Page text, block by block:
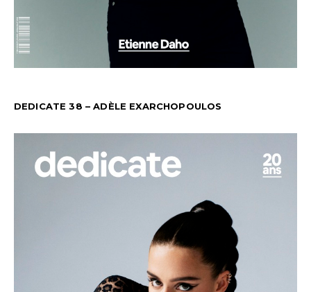
DEDICATE 38 – ADÈLE EXARCHOPOULOS